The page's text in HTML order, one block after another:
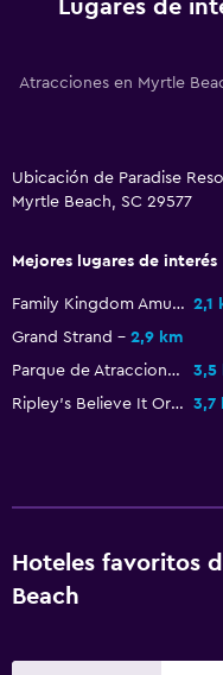
Lavandería
Habitación
Armario o clóset
Comedor
Restaurante
Servicios y facilidades
Cajero automático/
Lugares de
Atracciones en Myrtle
Ubicación de Paradise
Myrtle Beach, SC 29577
Mejores lugares de interés
Family Kingdom Amusement Park 2,1
Grand Strand
2,9 km
Parque de Atracciones Pavillion
3,5
Ripley's Believe It Or Not
3,7
Hoteles favoritos
Beach